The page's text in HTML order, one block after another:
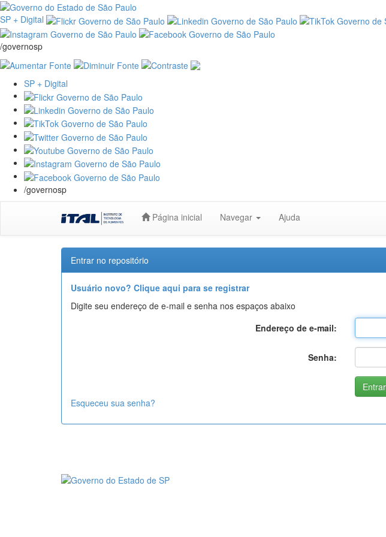
SP + Digital
/governosp
SP + Digital
/governosp
Página inicial Navegar Ajuda
Entrar no repositório
Usuário novo? Clique aqui para se registrar
Digite seu endereço de e-mail e senha nos espaços abaixo
Endereço de e-mail:
Senha:
Esqueceu sua senha?